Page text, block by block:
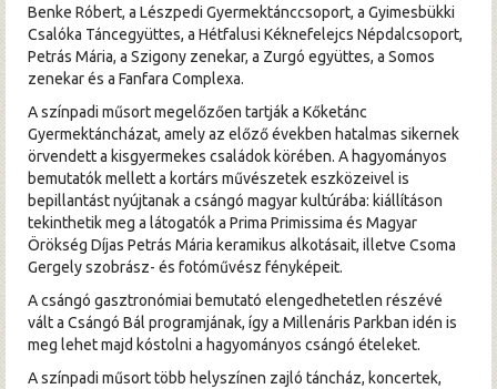
Benke Róbert, a Lészpedi Gyermektánccsoport, a Gyimesbükki
Csalóka Táncegyüttes, a Hétfalusi Kéknefelejcs Népdalcsoport,
Petrás Mária, a Szigony zenekar, a Zurgó együttes, a Somos
zenekar és a Fanfara Complexa.
A színpadi műsort megelőzően tartják a Kőketánc
Gyermektáncházat, amely az előző években hatalmas sikernek
örvendett a kisgyermekes családok körében. A hagyományos
bemutatók mellett a kortárs művészetek eszközeivel is
bepillantást nyújtanak a csángó magyar kultúrába: kiállításon
tekinthetik meg a látogatók a Prima Primissima és Magyar
Örökség Díjas Petrás Mária keramikus alkotásait, illetve Csoma
Gergely szobrász- és fotóművész fényképeit.
A csángó gasztronómiai bemutató elengedhetetlen részévé
vált a Csángó Bál programjának, így a Millenáris Parkban idén is
meg lehet majd kóstolni a hagyományos csángó ételeket.
A színpadi műsort több helyszínen zajló táncház, koncertek,